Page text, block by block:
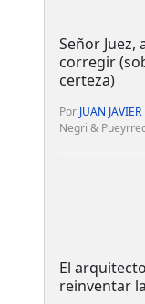
Señor
corregir
certeza)
Por JUAN
Negri &
El
reinventar